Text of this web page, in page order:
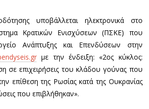
υποβάλλεται ηλεκτρονικά στο
Κρατικών Ενισχύσεων (ΠΣΚΕ) που
Ανάπτυξης και Επενδύσεων στην
με την ένδειξη: «2ος κύκλος:
σε επιχειρήσεις του κλάδου γούνας που
επίθεση της Ρωσίας κατά της Ουκρανίας
που επιβλήθηκαν».